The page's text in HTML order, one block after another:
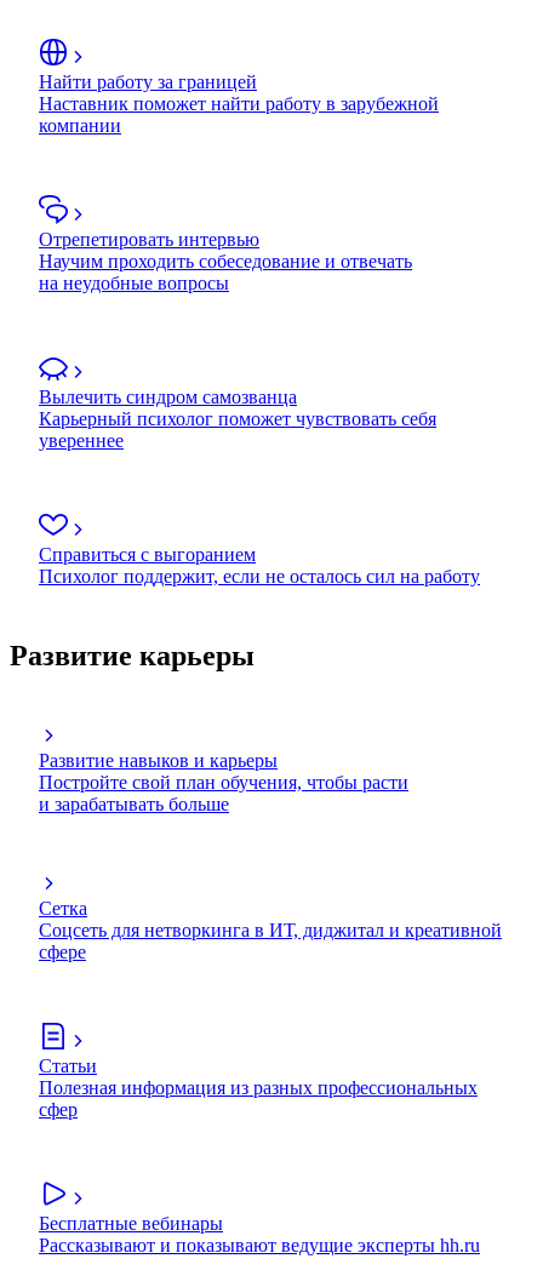
Найти работу за границей
Наставник поможет найти работу в зарубежной
компании
Отрепетировать интервью
Научим проходить собеседование и отвечать
на неудобные вопросы
Вылечить синдром самозванца
Карьерный психолог поможет чувствовать себя
увереннее
Справиться с выгоранием
Психолог поддержит, если не осталось сил на работу
Развитие карьеры
Развитие навыков и карьеры
Постройте свой план обучения, чтобы расти
и зарабатывать больше
Сетка
Соцсеть для нетворкинга в ИТ, диджитал и креативной
сфере
Статьи
Полезная информация из разных профессиональных
сфер
Бесплатные вебинары
Рассказывают и показывают ведущие эксперты hh.ru